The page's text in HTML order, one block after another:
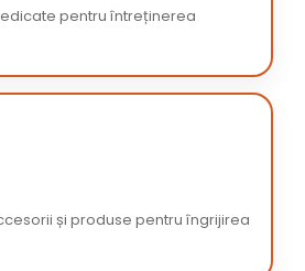
pentru întreținerea
și produse pentru îngrijirea